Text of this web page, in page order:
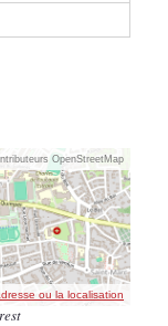
OpenStreetMap
ou la localisation